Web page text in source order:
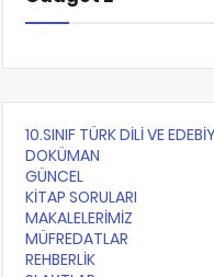
10.SINIF TÜRK DİLİ VE
DOKÜMAN
GÜNCEL
KİTAP SORULARI
MAKALELERİMİZ
MÜFREDATLAR
REHBERLİK